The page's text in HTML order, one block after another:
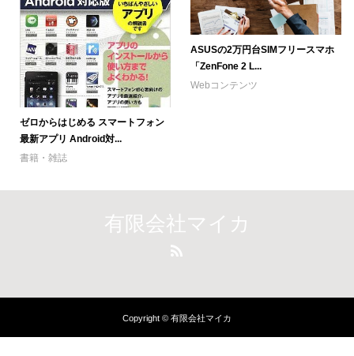
ゼロからはじめる スマートフォン
最新アプリ Android対...
書籍・雑誌
ASUSの2万円台SIMフリースマホ
「ZenFone 2 L...
Webコンテンツ
有限会社マイカ
Copyright © 有限会社マイカ